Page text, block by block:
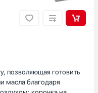
— это мощный и
кухни.
позволяющая готовить
масла благодаря